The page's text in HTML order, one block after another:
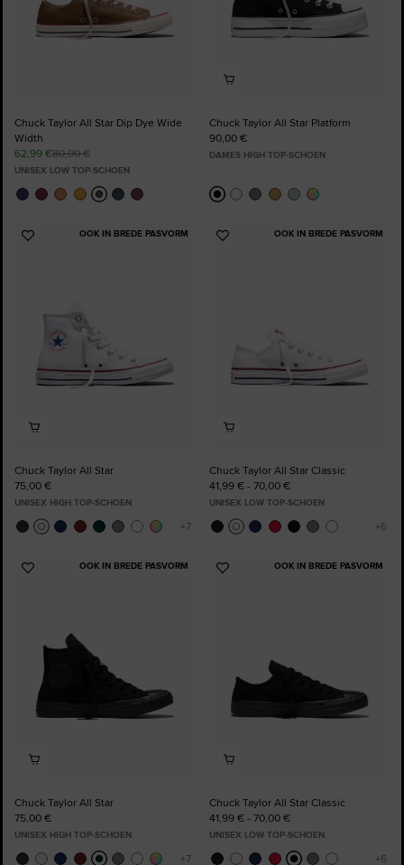
Chuck Taylor All Star Dip Dye Wide
Width
62,99 €80,00 €
UNISEX LOW TOP-SCHOEN
Chuck Taylor All Star Platform
90,00 €
DAMES HIGH TOP-SCHOEN
OOK IN BREDE PASVORM
Voeg
Chuck Taylor All Star
75,00 €
UNISEX HIGH TOP-SCHOEN
OOK IN BREDE PASVORM
Voeg
Chuck Taylor All Star Classic
41,99 € - 70,00 €
UNISEX LOW TOP-SCHOEN
OOK IN BREDE PASVORM
Voeg
Chuck Taylor All Star
75,00 €
UNISEX HIGH TOP-SCHOEN
OOK IN BREDE PASVORM
Voeg
Chuck Taylor All Star Classic
41,99 € - 70,00 €
UNISEX LOW TOP-SCHOEN